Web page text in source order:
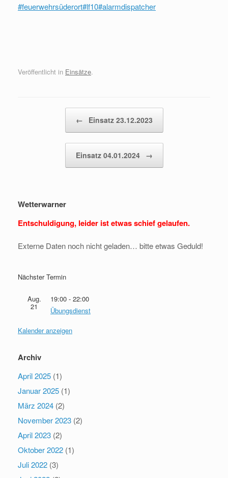
#feuerwehrsüderort#lf10#alarmdispatcher
Veröffentlicht in Einsätze.
← Einsatz 23.12.2023
Einsatz 04.01.2024 →
Wetterwarner
Entschuldigung, leider ist etwas schief gelaufen.
Externe Daten noch nicht geladen… bitte etwas Geduld!
Nächster Termin
Aug.
21
19:00 - 22:00
Übungsdienst
Kalender anzeigen
Archiv
April 2025 (1)
Januar 2025 (1)
März 2024 (2)
November 2023 (2)
April 2023 (2)
Oktober 2022 (1)
Juli 2022 (3)